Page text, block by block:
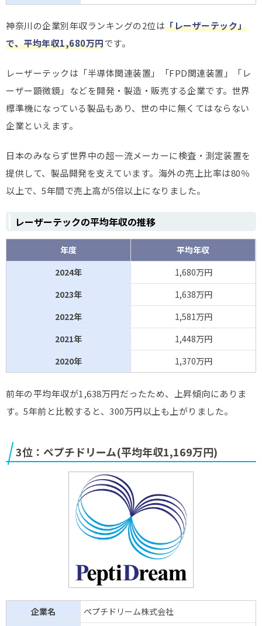
神奈川の企業別年収ランキングの2位は「レーザーテック」
で、平均年収1,680万円です。
レーザーテックは「半導体関連装置」「FPD関連装置」「レ
ーザー顕微鏡」などを開発・製造・販売する企業です。世界
標準機になっている製品もあり、世の中に無くてはならない
企業といえます。
日本のみならず世界中の超一流メーカーに検査・測定装置を
提供して、製品開発を支えています。海外の売上比率は80％
以上で、5年間で売上高が5倍以上になりました。
レーザーテックの平均年収の推移
年度
平均年収
2024年
1,680万円
2023年
1,638万円
2022年
1,581万円
2021年
1,448万円
2020年
1,370万円
前年の平均年収が1,638万円だったため、上昇傾向にありま
す。5年前と比較すると、300万円以上も上がりました。
3位：ペプチドリーム(平均年収1,169万円)
企業名
ペプチドリーム株式会社